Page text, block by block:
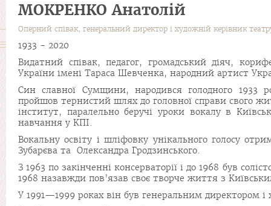
МОКРЕНКО Анатолій
Оперний співак, генеральний директор і художній керівник
1933 - 2020
Видатний співак, педагог, громадський діяч,
України імені Тараса Шевченка, народний артист
Син славної Сумщини, народився голодного 1933
пройшов тернистий шлях до головної справи свого
інститут, паралельно беручі уроки вокалу в
навчання у КПІ.
Вокальну освіту і шліфовку унікального голосу
Зубарєва та Олександра Гродзинського.
З 1963 по закінченні консерваторії і до 1968 був
1968 назавжди пов’язав своє творче життя з
У 1991—1999 роках він був генеральним директором